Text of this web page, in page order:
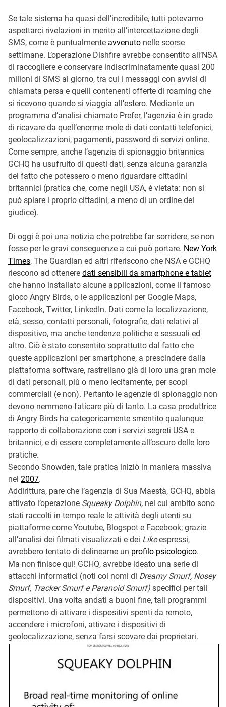
Se tale sistema ha quasi dell’incredibile, tutti potevamo
aspettarci rivelazioni in merito all’intercettazione degli
SMS, come è puntualmente avvenuto nelle scorse
settimane. L’operazione Dishfire avrebbe consentito all’NSA
di raccogliere e conservare indiscriminatamente quasi 200
milioni di SMS al giorno, tra cui i messaggi con avvisi di
chiamata persa e quelli contenenti offerte di roaming che
si ricevono quando si viaggia all’estero. Mediante un
programma d’analisi chiamato Prefer, l’agenzia è in grado
di ricavare da quell’enorme mole di dati contatti telefonici,
geolocalizzazioni, pagamenti, password di servizi online.
Come sempre, anche l’agenzia di spionaggio britannica
GCHQ ha usufruito di questi dati, senza alcuna garanzia
del fatto che potessero o meno riguardare cittadini
britannici (pratica che, come negli USA, è vietata: non si
può spiare i proprio cittadini, a meno di un ordine del
giudice).
Di oggi è poi una notizia che potrebbe far sorridere, se non
fosse per le gravi conseguenze a cui può portare. New York
Times, The Guardian ed altri riferiscono che NSA e GCHQ
riescono ad ottenere dati sensibili da smartphone e tablet
che hanno installato alcune applicazioni, come il famoso
gioco Angry Birds, o le applicazioni per Google Maps,
Facebook, Twitter, LinkedIn. Dati come la localizzazione,
età, sesso, contatti personali, fotografie, dati relativi al
dispositivo, ma anche tendenze politiche e sessuali ed
altro. Ciò è stato consentito soprattutto dal fatto che
queste applicazioni per smartphone, a prescindere dalla
piattaforma software, rastrellano già di loro una gran mole
di dati personali, più o meno lecitamente, per scopi
commerciali (e non). Pertanto le agenzie di spionaggio non
devono nemmeno faticare più di tanto. La casa produttrice
di Angry Birds ha categoricamente smentito qualunque
rapporto di collaborazione con i servizi segreti USA e
britannici, e di essere completamente all’oscuro delle loro
pratiche.
Secondo Snowden, tale pratica iniziò in maniera massiva
nel 2007.
Addirittura, pare che l’agenzia di Sua Maestà, GCHQ, abbia
attivato l’operazione Squeaky Dolphin, nel cui ambito sono
stati raccolti in tempo reale le attività degli utenti su
piattaforme come Youtube, Blogspot e Facebook; grazie
all’analisi dei filmati visualizzati e dei Likeespressi,
avrebbero tentato di delinearne un profilo psicologico.
Ma non finisce qui! GCHQ, avrebbe ideato una serie di
attacchi informatici (noti coi nomi di Dreamy Smurf, Nosey
Smurf, Tracker SmurfeParanoid Smurf) specifici per tali
dispositivi. Una volta andati a buoni fine, tali programmi
permettono di attivare i dispositivi spenti da remoto,
accendere i microfoni, attivare i dispositivi di
geolocalizzazione, senza farsi scovare dai proprietari.